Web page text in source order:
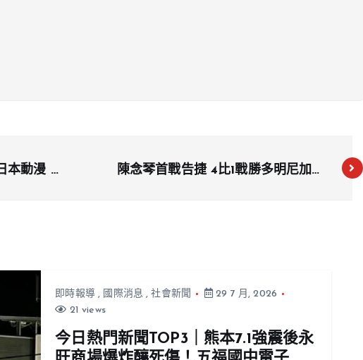
本動漫 Q
陳念琴首戰告捷 4比1戰勝多明尼加選
即時報導, 國際消息 ,社會新聞
29 7 月, 2026
21 views
今日熱門新聞TOP3｜熊本7.1強震後永